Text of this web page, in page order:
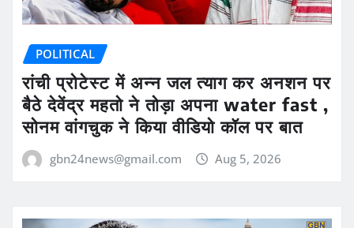
POLITICAL
रांची प्रोटेस्ट में अन्न जल त्याग कर अनशन पर
बैठे देवेंद्र महतो ने तोड़ा अपना water fast ,
सोनम वांगचुक ने किया वीडियो कॉल पर बात
gbn24news@gmail.com Aug 5, 2026